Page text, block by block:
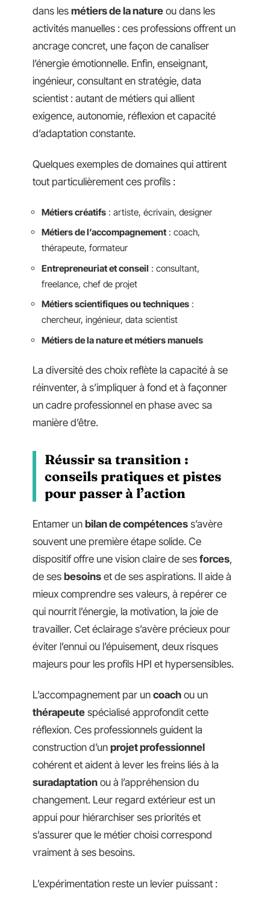
dans les métiers de la nature ou dans les
activités manuelles : ces professions offrent un
ancrage concret, une façon de canaliser
l’énergie émotionnelle. Enfin, enseignant,
ingénieur, consultant en stratégie, data
scientist : autant de métiers qui allient
exigence, autonomie, réflexion et capacité
d’adaptation constante.
Quelques exemples de domaines qui attirent
tout particulièrement ces profils :
Métiers créatifs : artiste, écrivain, designer
Métiers de l’accompagnement : coach,
thérapeute, formateur
Entrepreneuriat et conseil : consultant,
freelance, chef de projet
Métiers scientifiques ou techniques :
chercheur, ingénieur, data scientist
Métiers de la nature et métiers manuels
La diversité des choix reflète la capacité à se
réinventer, à s’impliquer à fond et à façonner
un cadre professionnel en phase avec sa
manière d’être.
Réussir sa transition :
conseils pratiques et pistes
pour passer à l’action
Entamer un bilan de compétences s’avère
souvent une première étape solide. Ce
dispositif offre une vision claire de ses forces,
de ses besoins et de ses aspirations. Il aide à
mieux comprendre ses valeurs, à repérer ce
qui nourrit l’énergie, la motivation, la joie de
travailler. Cet éclairage s’avère précieux pour
éviter l’ennui ou l’épuisement, deux risques
majeurs pour les profils HPI et hypersensibles.
L’accompagnement par un coach ou un
thérapeute spécialisé approfondit cette
réflexion. Ces professionnels guident la
construction d’un projet professionnel
cohérent et aident à lever les freins liés à la
suradaptation ou à l’appréhension du
changement. Leur regard extérieur est un
appui pour hiérarchiser ses priorités et
s’assurer que le métier choisi correspond
vraiment à ses besoins.
L’expérimentation reste un levier puissant :